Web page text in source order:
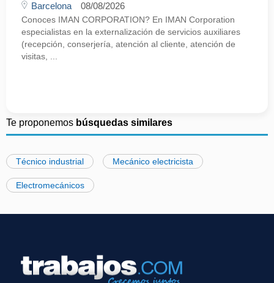
Barcelona 08/08/2026
Conoces IMAN CORPORATION? En IMAN Corporation
especialistas en la externalización de servicios auxiliares
(recepción, conserjería, atención al cliente, atención de
visitas, ...
Te proponemos búsquedas similares
Técnico industrial Mecánico electricista
Electromecánicos